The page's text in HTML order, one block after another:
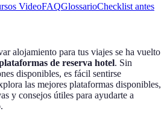
VideoFAQGlossarioChecklist antes
alojamiento para tus viajes se ha vuelto
de reserva hotel. Sin
disponibles, es fácil sentirse
las mejores plataformas disponibles,
y consejos útiles para ayudarte a